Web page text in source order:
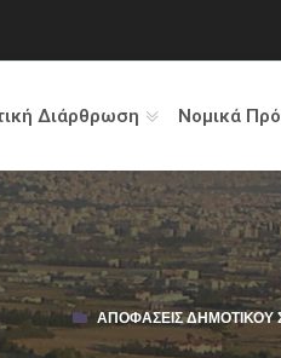
Διάρθρωση Νομικά
ΑΠΟΦΆΣΕΙΣ ΔΗΜΟΤΙΚΟΎ